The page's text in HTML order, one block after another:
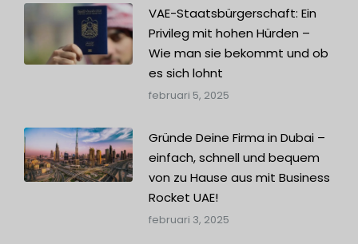
VAE-Staatsbürgerschaft: Ein
Privileg mit hohen Hürden –
Wie man sie bekommt und ob
es sich lohnt
februari 5, 2025
Gründe Deine Firma in Dubai –
einfach, schnell und bequem
von zu Hause aus mit Business
Rocket UAE!
februari 3, 2025